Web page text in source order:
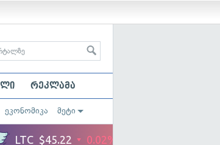
რეკლამა
ეკონომიკა მეტი